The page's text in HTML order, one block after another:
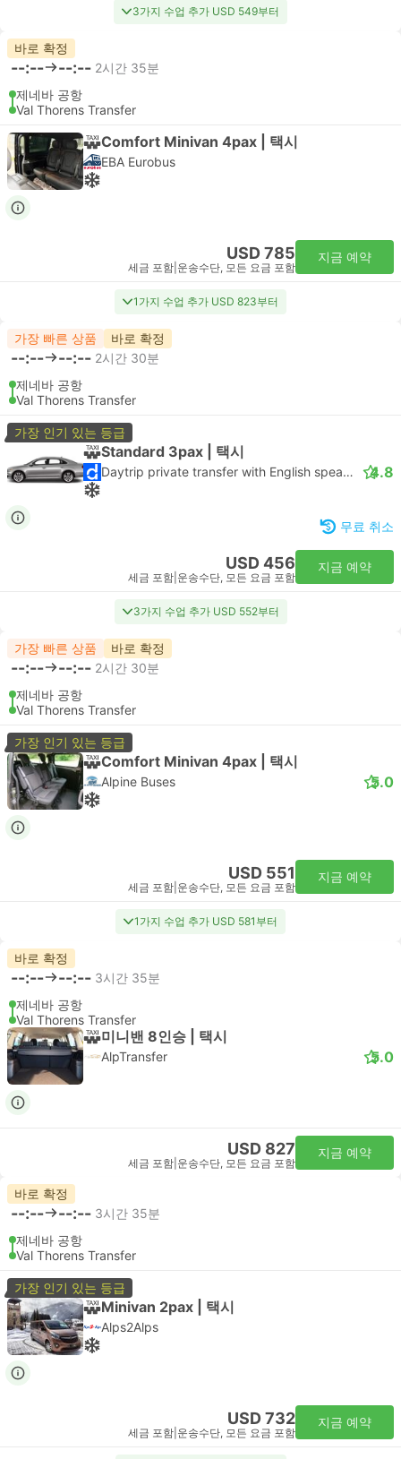
3가지 수업 추가 USD 549부터
바로 확정
--:-- --:-- 2시간 35분
제네바 공항
Val Thorens Transfer
Comfort Minivan 4pax | 택시
EBA Eurobus
USD 785
세금 포함 운송수단, 모든 요금 포함
지금 예약
1가지 수업 추가 USD 823부터
가장 빠른 상품 바로 확정
--:-- --:-- 2시간 30분
제네바 공항
Val Thorens Transfer
가장 인기 있는 등급
Standard 3pax | 택시
Daytrip private transfer with English speaking driver 4.8
무료 취소
USD 456
세금 포함 운송수단, 모든 요금 포함
지금 예약
3가지 수업 추가 USD 552부터
가장 빠른 상품 바로 확정
--:-- --:-- 2시간 30분
제네바 공항
Val Thorens Transfer
가장 인기 있는 등급
Comfort Minivan 4pax | 택시
Alpine Buses 5.0
USD 551
세금 포함 운송수단, 모든 요금 포함
지금 예약
1가지 수업 추가 USD 581부터
바로 확정
--:-- --:-- 3시간 35분
제네바 공항
Val Thorens Transfer
미니밴 8인승 | 택시
AlpTransfer 5.0
USD 827
세금 포함 운송수단, 모든 요금 포함
지금 예약
바로 확정
--:-- --:-- 3시간 35분
제네바 공항
Val Thorens Transfer
가장 인기 있는 등급
Minivan 2pax | 택시
Alps2Alps
USD 732
세금 포함 운송수단, 모든 요금 포함
지금 예약